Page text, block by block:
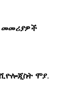
መመሪያዎች
ሞያ.